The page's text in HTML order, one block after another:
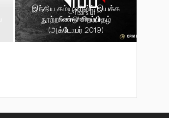
இந்திய கம்யூனிஸ்ட் இயக்க
நூற்றாண்டு சிறப்பிதழ்
(அக்டோபர் 2019)